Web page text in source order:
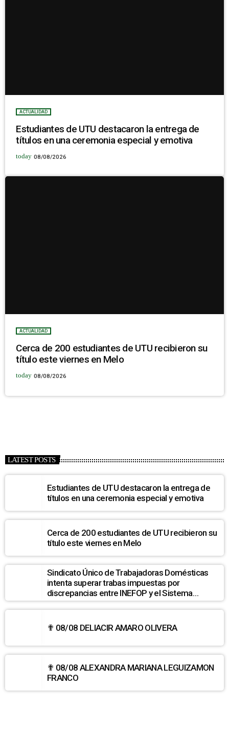
ACTUALIDAD
Estudiantes de UTU destacaron la entrega de
títulos en una ceremonia especial y emotiva
today 08/08/2026
ACTUALIDAD
Cerca de 200 estudiantes de UTU recibieron su
título este viernes en Melo
today 08/08/2026
LATEST POSTS
Estudiantes de UTU destacaron la entrega de
títulos en una ceremonia especial y emotiva
Cerca de 200 estudiantes de UTU recibieron su
título este viernes en Melo
Sindicato Único de Trabajadoras Domésticas
intenta superar trabas impuestas por
discrepancias entre INEFOP y el Sistema
Nacional de Cuidados
✟ 08/08 DELIACIR AMARO OLIVERA
✟ 08/08 ALEXANDRA MARIANA LEGUIZAMON
FRANCO